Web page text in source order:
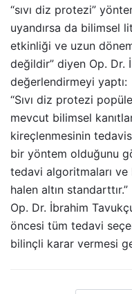
“sıvı diz protezi”
uyandırsa da bilimsel
etkinliği ve uzun
değildir” diyen Op. Dr.
değerlendirmeyi yaptı:
“Sıvı diz protezi
mevcut bilimsel
kireçlenmesinin
bir yöntem olduğunu
tedavi algoritmaları ve
halen altın standarttır.”
Op. Dr. İbrahim
öncesi tüm tedavi
bilinçli karar vermesi